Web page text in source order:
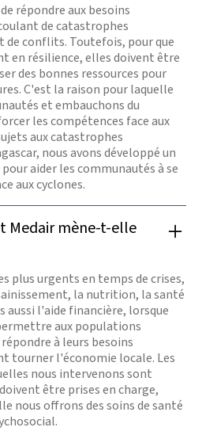
répondre aux besoins
de catastrophes
de conflits. Toutefois, pour que
en résilience, elles doivent être
des bonnes ressources pour
C'est la raison pour laquelle
et embauchons du
les compétences face aux
aux catastrophes
nous avons développé un
aider les communautés à se
aux cyclones.
Medair mène-t-elle
plus urgents en temps de crises,
la nutrition, la santé
aussi l'aide financière, lorsque
aux populations
à leurs besoins
tourner l'économie locale. Les
nous intervenons sont
être prises en charge,
nous offrons des soins de santé